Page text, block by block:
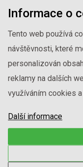
Informace o
Tento web používá
návštěvnosti, které
personalizován
reklamy na dalších
využíváním cookies
Další informace